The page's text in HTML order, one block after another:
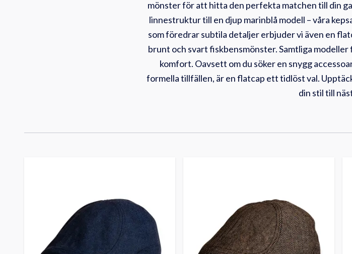
mönster för att hitta den perfekta matchen till din
linnestruktur till en djup marinblå modell – våra
som föredrar subtila detaljer erbjuder vi även en
brunt och svart fiskbensmönster. Samtliga
komfort. Oavsett om du söker en snygg
formella tillfällen, är en flatcap ett tidlöst val.
din stil till